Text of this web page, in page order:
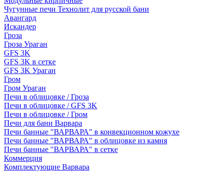
Чугунные печи Технолит для русской бани
Авангард
Искандер
Гроза
Гроза Ураган
GFS 3K
GFS 3K в сетке
GFS 3K Ураган
Гром
Гром Ураган
Печи в облицовке / Гроза
Печи в облицовке / GFS 3K
Печи в облицовке / Гром
Печи для бани Варвара
Печи банные "ВАРВАРА" в конвекционном кожухе
Печи банные "ВАРВАРА" в облицовке из камня
Печи банные "ВАРВАРА" в сетке
Коммерция
Комплектующие Варвара